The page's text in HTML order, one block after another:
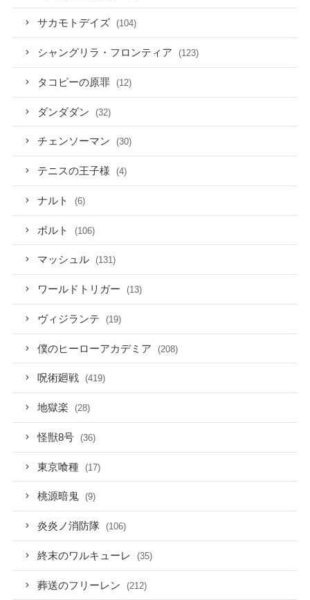
サカモトデイズ (104)
シャングリラ・フロンティア (123)
タコピーの原罪 (12)
ダンダダン (32)
チェンソーマン (30)
テニスの王子様 (4)
ナルト (6)
ボルト (106)
マッシュル (131)
ワールドトリガー (13)
ヴィジランテ (19)
僕のヒーローアカデミア (208)
呪術廻戦 (419)
地獄楽 (28)
怪獣8号 (36)
東京喰種 (17)
桃源暗鬼 (9)
炎炎ノ消防隊 (106)
終末のワルキューレ (35)
葬送のフリーレン (212)